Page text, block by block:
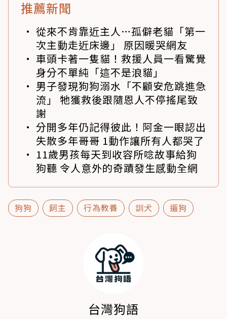
推薦新聞
從來不肯靠近主人…孤僻老貓「第一
次主動走近床邊」 原因暖哭網友
車頭卡著一隻貓！救援人員一看驚覺
身分不單純「這不是浪貓」
男子發現狗狗溺水「不顧安危跳進急
流」 牠獲救後跟隨恩人不停搖尾致
謝
分開多年仍記得彼此！阿金一眼認出
失散多年哥哥 1動作讓所有人都哭了
11歲男孩每天到收容所唸故事給狗
狗聽 令人意外的奇蹟發生感動全網
狗狗 飼主 行為教養 訓犬 遛狗
台灣狗語